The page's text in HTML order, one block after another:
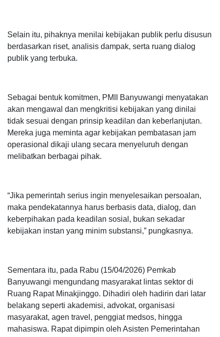
Selain itu, pihaknya menilai kebijakan publik perlu disusun
berdasarkan riset, analisis dampak, serta ruang dialog
publik yang terbuka.
Sebagai bentuk komitmen, PMII Banyuwangi menyatakan
akan mengawal dan mengkritisi kebijakan yang dinilai
tidak sesuai dengan prinsip keadilan dan keberlanjutan.
Mereka juga meminta agar kebijakan pembatasan jam
operasional dikaji ulang secara menyeluruh dengan
melibatkan berbagai pihak.
“Jika pemerintah serius ingin menyelesaikan persoalan,
maka pendekatannya harus berbasis data, dialog, dan
keberpihakan pada keadilan sosial, bukan sekadar
kebijakan instan yang minim substansi,” pungkasnya.
Sementara itu, pada Rabu (15/04/2026) Pemkab
Banyuwangi mengundang masyarakat lintas sektor di
Ruang Rapat Minakjinggo. Dihadiri oleh hadirin dari latar
belakang seperti akademisi, advokat, organisasi
masyarakat, agen travel, penggiat medsos, hingga
mahasiswa. Rapat dipimpin oleh Asisten Pemerintahan